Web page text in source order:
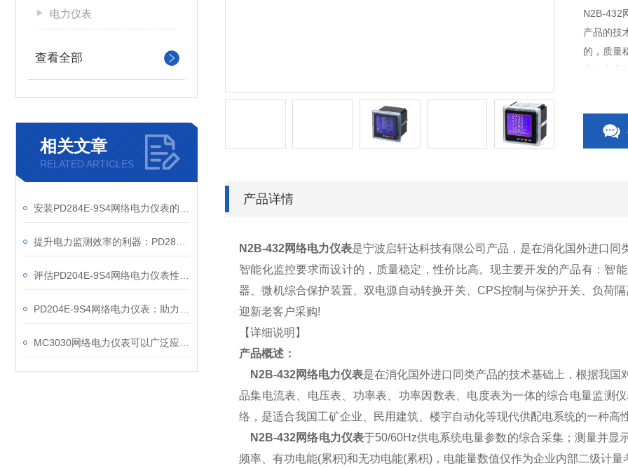
电力仪表
查看全部
相关文章
RELATED ARTICLES
N2B-432
产品的技
的，质量
电气火灾
产品详情
N2B-432网络电力仪表是宁波启轩达科技有限公司产品，是在消化国外进口
智能化监控要求而设计的，质量稳定，性价比高。现主要开发的产品有：智
器、微机综合保护装置、双电源自动转换开关、CPS控制与保护开关、负荷
迎新老客户采购!
【详细说明】
产品概述：
N2B-432网络电力仪表是在消化国外进口同类产品的技术基础上，根据我
品集电流表、电压表、功率表、功率因数表、电度表为一体的综合电量监测
络，是适合我国工矿企业、民用建筑、楼宇自动化等现代供配电系统的一种高
N2B-432网络电力仪表于50/60Hz供电系统电量参数的综合采集；测量并显
频率、有功电能(累积)和无功电能(累积)，电能量数值仅作为企业内部二级计